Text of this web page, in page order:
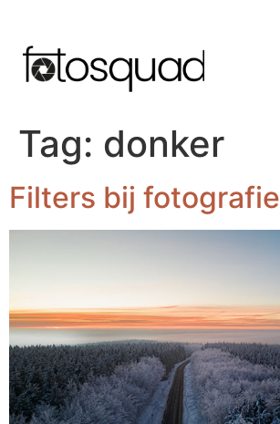
Tag: donker
Filters bij fotografie